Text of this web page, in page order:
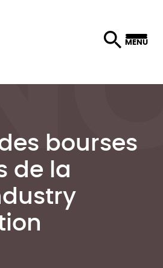
MENU
bourses
de la